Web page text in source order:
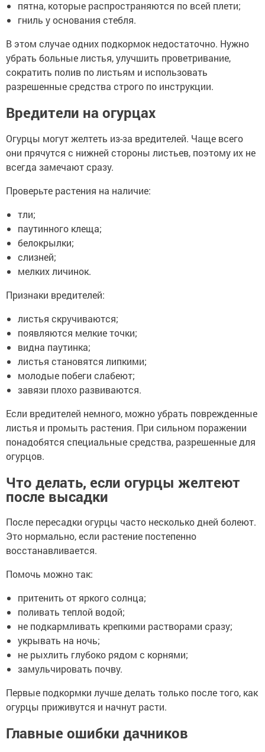
пятна, которые распространяются по всей плети;
гниль у основания стебля.
В этом случае одних подкормок недостаточно. Нужно
убрать больные листья, улучшить проветривание,
сократить полив по листьям и использовать
разрешенные средства строго по инструкции.
Вредители на огурцах
Огурцы могут желтеть из-за вредителей. Чаще всего
они прячутся с нижней стороны листьев, поэтому их не
всегда замечают сразу.
Проверьте растения на наличие:
тли;
паутинного клеща;
белокрылки;
слизней;
мелких личинок.
Признаки вредителей:
листья скручиваются;
появляются мелкие точки;
видна паутинка;
листья становятся липкими;
молодые побеги слабеют;
завязи плохо развиваются.
Если вредителей немного, можно убрать поврежденные
листья и промыть растения. При сильном поражении
понадобятся специальные средства, разрешенные для
огурцов.
Что делать, если огурцы желтеют
после высадки
После пересадки огурцы часто несколько дней болеют.
Это нормально, если растение постепенно
восстанавливается.
Помочь можно так:
притенить от яркого солнца;
поливать теплой водой;
не подкармливать крепкими растворами сразу;
укрывать на ночь;
не рыхлить глубоко рядом с корнями;
замульчировать почву.
Первые подкормки лучше делать только после того, как
огурцы приживутся и начнут расти.
Главные ошибки дачников